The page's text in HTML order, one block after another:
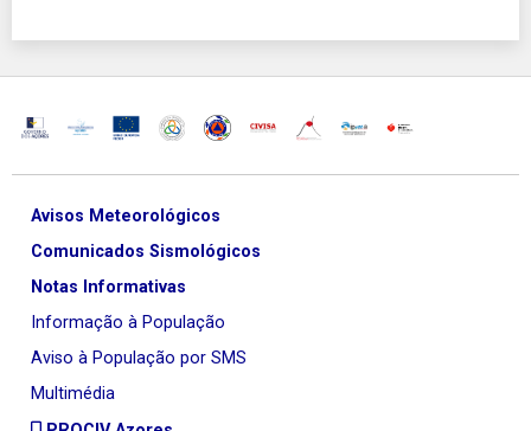
Avisos Meteorológicos
Comunicados Sismológicos
Notas Informativas
Informação à População
Aviso à População por SMS
Multimédia